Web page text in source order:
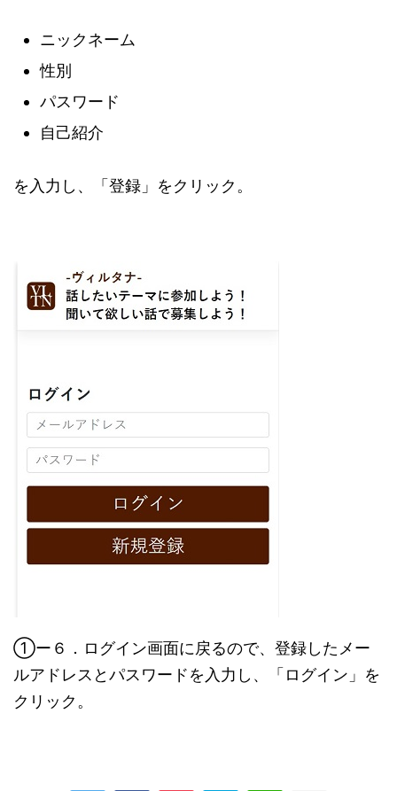
ニックネーム
性別
パスワード
自己紹介
を入力し、「登録」をクリック。
①ー６．ログイン画面に戻るので、登録したメー
ルアドレスとパスワードを入力し、「ログイン」を
クリック。